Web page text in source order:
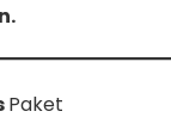
Paket